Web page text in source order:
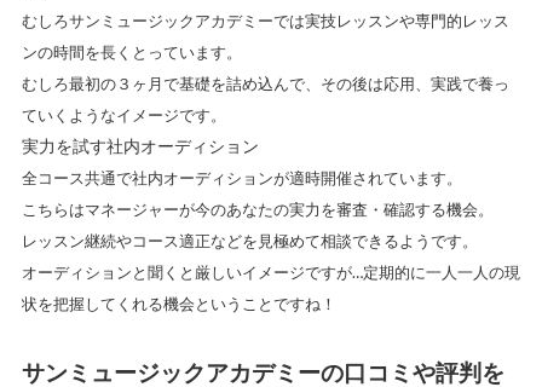
むしろサンミュージックアカデミーでは実技レッスンや専門的レッス
ンの時間を長くとっています。
むしろ最初の３ヶ月で基礎を詰め込んで、その後は応用、実践で養っ
ていくようなイメージです。
実力を試す社内オーディション
全コース共通で社内オーディションが適時開催されています。
こちらはマネージャーが今のあなたの実力を審査・確認する機会。
レッスン継続やコース適正などを見極めて相談できるようです。
オーディションと聞くと厳しいイメージですが…定期的に一人一人の現
状を把握してくれる機会ということですね！
サンミュージックアカデミーの口コミや評判を